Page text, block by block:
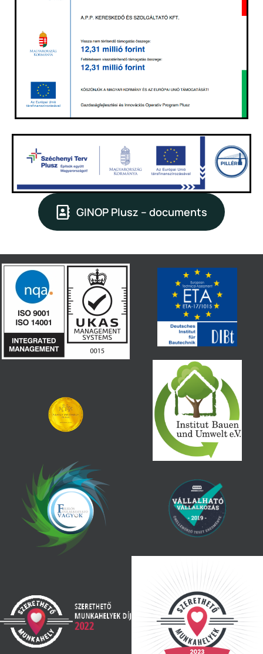
GINOP Plusz – documents